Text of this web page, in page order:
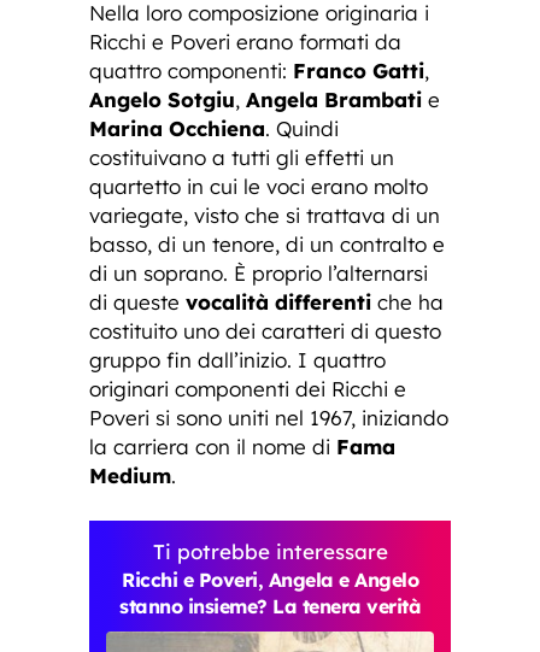
Nella loro composizione originaria i
Ricchi e Poveri erano formati da
quattro componenti: Franco Gatti,
Angelo Sotgiu, Angela Brambati e
Marina Occhiena. Quindi
costituivano a tutti gli effetti un
quartetto in cui le voci erano molto
variegate, visto che si trattava di un
basso, di un tenore, di un contralto e
di un soprano. È proprio l’alternarsi
di queste vocalità differenti che ha
costituito uno dei caratteri di questo
gruppo fin dall’inizio. I quattro
originari componenti dei Ricchi e
Poveri si sono uniti nel 1967, iniziando
la carriera con il nome di Fama
Medium.
Ti potrebbe interessare
Ricchi e Poveri, Angela e Angelo
stanno insieme? La tenera verità